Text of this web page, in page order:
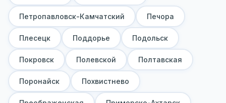
Петропавловск-Камчатский Печора
Плесецк Поддорье Подольск
Покровск Полевской Полтавская
Поронайск Похвистнево